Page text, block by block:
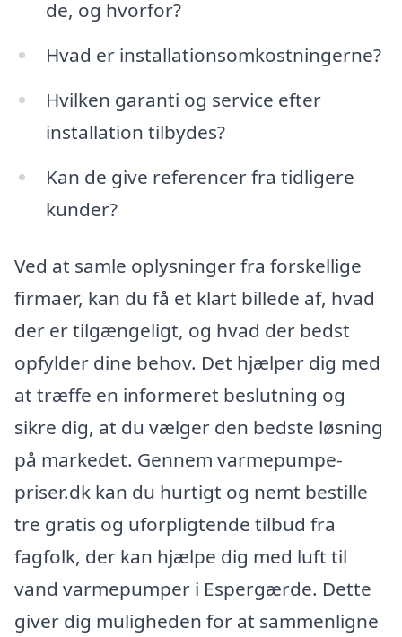
de, og hvorfor?
Hvad er installationsomkostningerne?
Hvilken garanti og service efter
installation tilbydes?
Kan de give referencer fra tidligere
kunder?
Ved at samle oplysninger fra forskellige
firmaer, kan du få et klart billede af, hvad
der er tilgængeligt, og hvad der bedst
opfylder dine behov. Det hjælper dig med
at træffe en informeret beslutning og
sikre dig, at du vælger den bedste løsning
på markedet. Gennem varmepumpe-
priser.dk kan du hurtigt og nemt bestille
tre gratis og uforpligtende tilbud fra
fagfolk, der kan hjælpe dig med luft til
vand varmepumper i Espergærde. Dette
giver dig muligheden for at sammenligne